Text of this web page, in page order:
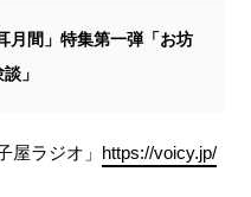
月間」特集第一弾「お坊
」
屋ラジオ」 https://voicy.jp/